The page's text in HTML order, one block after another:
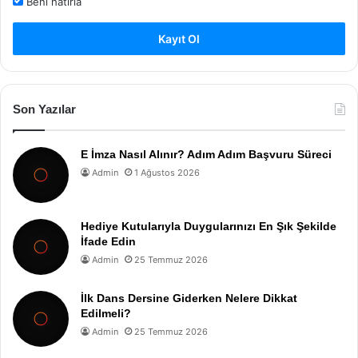
Kayıt Ol
Son Yazılar
E İmza Nasıl Alınır? Adım Adım Başvuru Süreci
Admin 1 Ağustos 2026
Hediye Kutularıyla Duygularınızı En Şık Şekilde
İfade Edin
Admin 25 Temmuz 2026
İlk Dans Dersine Giderken Nelere Dikkat
Edilmeli?
Admin 25 Temmuz 2026